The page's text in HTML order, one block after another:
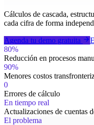
Cálculos de cascada,
cada cifra de forma
Agenda tu demo gratuita
80%
Reducción en procesos
90%
Menores costos
0
Errores de cálculo
En tiempo real
Actualizaciones de cuentas
El problema